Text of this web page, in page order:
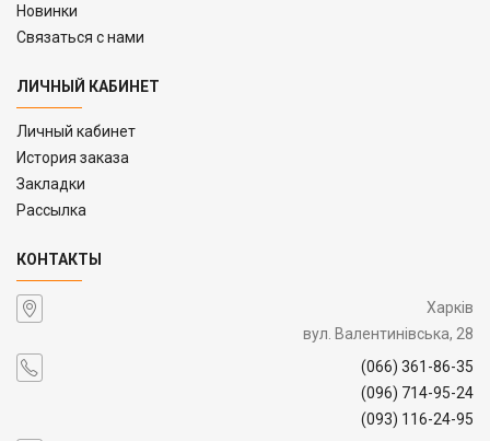
Новинки
Связаться с нами
ЛИЧНЫЙ КАБИНЕТ
Личный кабинет
История заказа
Закладки
Рассылка
КОНТАКТЫ
Харків
вул. Валентинівська, 28
(066) 361-86-35
(096) 714-95-24
(093) 116-24-95